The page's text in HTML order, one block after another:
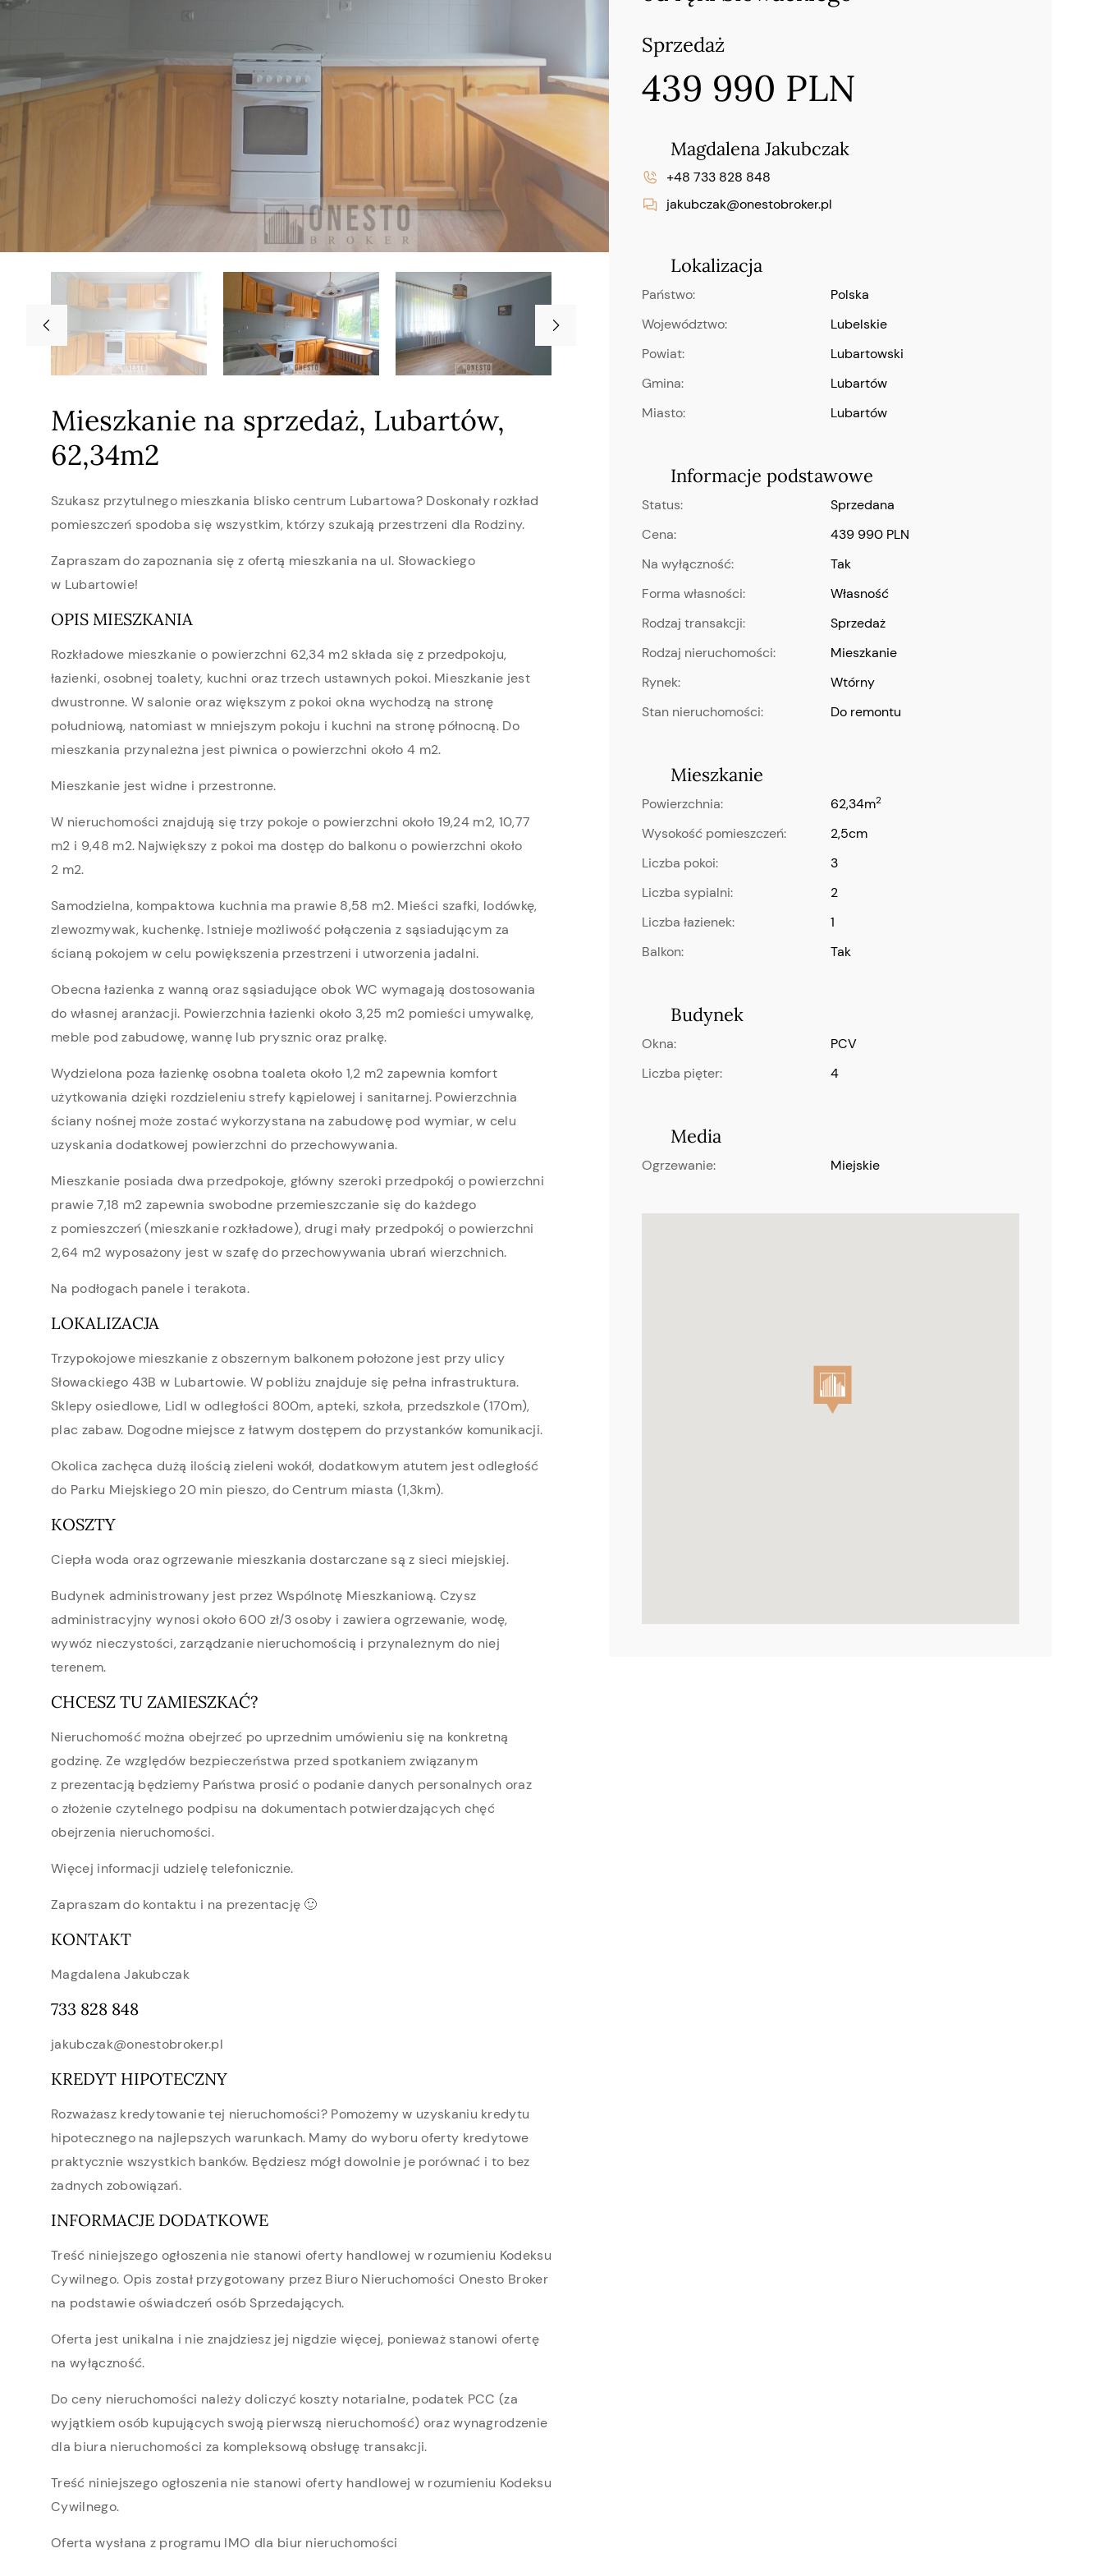
Mieszkanie na sprzedaż, Lubartów,
62,34m2
Szukasz przytulnego mieszkania blisko centrum Lubartowa? Doskonały rozkład
pomieszczeń spodoba się wszystkim, którzy szukają przestrzeni dla Rodziny.
Zapraszam do zapoznania się z ofertą mieszkania na ul. Słowackiego
w Lubartowie!
OPIS MIESZKANIA
Rozkładowe mieszkanie o powierzchni 62,34 m2 składa się z przedpokoju,
łazienki, osobnej toalety, kuchni oraz trzech ustawnych pokoi. Mieszkanie jest
dwustronne. W salonie oraz większym z pokoi okna wychodzą na stronę
południową, natomiast w mniejszym pokoju i kuchni na stronę północną. Do
mieszkania przynależna jest piwnica o powierzchni około 4 m2.
Mieszkanie jest widne i przestronne.
W nieruchomości znajdują się trzy pokoje o powierzchni około 19,24 m2, 10,77
m2 i 9,48 m2. Największy z pokoi ma dostęp do balkonu o powierzchni około
2 m2.
Samodzielna, kompaktowa kuchnia ma prawie 8,58 m2. Mieści szafki, lodówkę,
zlewozmywak, kuchenkę. Istnieje możliwość połączenia z sąsiadującym za
ścianą pokojem w celu powiększenia przestrzeni i utworzenia jadalni.
Obecna łazienka z wanną oraz sąsiadujące obok WC wymagają dostosowania
do własnej aranżacji. Powierzchnia łazienki około 3,25 m2 pomieści umywalkę,
meble pod zabudowę, wannę lub prysznic oraz pralkę.
Wydzielona poza łazienkę osobna toaleta około 1,2 m2 zapewnia komfort
użytkowania dzięki rozdzieleniu strefy kąpielowej i sanitarnej. Powierzchnia
ściany nośnej może zostać wykorzystana na zabudowę pod wymiar, w celu
uzyskania dodatkowej powierzchni do przechowywania.
Mieszkanie posiada dwa przedpokoje, główny szeroki przedpokój o powierzchni
prawie 7,18 m2 zapewnia swobodne przemieszczanie się do każdego
z pomieszczeń (mieszkanie rozkładowe), drugi mały przedpokój o powierzchni
2,64 m2 wyposażony jest w szafę do przechowywania ubrań wierzchnich.
Na podłogach panele i terakota.
LOKALIZACJA
Trzypokojowe mieszkanie z obszernym balkonem położone jest przy ulicy
Słowackiego 43B w Lubartowie. W pobliżu znajduje się pełna infrastruktura.
Sklepy osiedlowe, Lidl w odległości 800m, apteki, szkoła, przedszkole (170m),
plac zabaw. Dogodne miejsce z łatwym dostępem do przystanków komunikacji.
Okolica zachęca dużą ilością zieleni wokół, dodatkowym atutem jest odległość
do Parku Miejskiego 20 min pieszo, do Centrum miasta (1,3km).
KOSZTY
Ciepła woda oraz ogrzewanie mieszkania dostarczane są z sieci miejskiej.
Budynek administrowany jest przez Wspólnotę Mieszkaniową. Czysz
administracyjny wynosi około 600 zł/3 osoby i zawiera ogrzewanie, wodę,
wywóz nieczystości, zarządzanie nieruchomością i przynależnym do niej
terenem.
CHCESZ TU ZAMIESZKAĆ?
Nieruchomość można obejrzeć po uprzednim umówieniu się na konkretną
godzinę. Ze względów bezpieczeństwa przed spotkaniem związanym
z prezentacją będziemy Państwa prosić o podanie danych personalnych oraz
o złożenie czytelnego podpisu na dokumentach potwierdzających chęć
obejrzenia nieruchomości.
Więcej informacji udzielę telefonicznie.
Zapraszam do kontaktu i na prezentację 🙂
KONTAKT
Magdalena Jakubczak
733 828 848
jakubczak@onestobroker.pl
KREDYT HIPOTECZNY
Rozważasz kredytowanie tej nieruchomości? Pomożemy w uzyskaniu kredytu
hipotecznego na najlepszych warunkach. Mamy do wyboru oferty kredytowe
praktycznie wszystkich banków. Będziesz mógł dowolnie je porównać i to bez
żadnych zobowiązań.
INFORMACJE DODATKOWE
Treść niniejszego ogłoszenia nie stanowi oferty handlowej w rozumieniu Kodeksu
Cywilnego. Opis został przygotowany przez Biuro Nieruchomości Onesto Broker
na podstawie oświadczeń osób Sprzedających.
Oferta jest unikalna i nie znajdziesz jej nigdzie więcej, ponieważ stanowi ofertę
na wyłączność.
Do ceny nieruchomości należy doliczyć koszty notarialne, podatek PCC (za
wyjątkiem osób kupujących swoją pierwszą nieruchomość) oraz wynagrodzenie
dla biura nieruchomości za kompleksową obsługę transakcji.
Treść niniejszego ogłoszenia nie stanowi oferty handlowej w rozumieniu Kodeksu
Cywilnego.
Oferta wysłana z programu IMO dla biur nieruchomości
Sprzedaż
439 990 PLN
Magdalena Jakubczak
+48 733 828 848
jakubczak@onestobroker.pl
Lokalizacja
Państwo:
Polska
Województwo:
lubelskie
Powiat:
lubartowski
Gmina:
Lubartów
Miasto:
Lubartów
Informacje podstawowe
Status:
Sprzedana
Cena:
439 990 PLN
Na wyłączność:
Tak
Forma własności:
własność
Rodzaj transakcji:
Sprzedaż
Rodzaj nieruchomości:
Mieszkanie
Rynek:
wtórny
Stan nieruchomości:
do remontu
Mieszkanie
Powierzchnia: 62,34m2
Wysokość pomieszczeń:
2,5cm
Liczba pokoi:
3
Liczba sypialni:
2
Liczba łazienek:
1
Balkon:
Tak
Budynek
Okna:
PCV
Liczba pięter:
4
Media
Ogrzewanie: miejskie